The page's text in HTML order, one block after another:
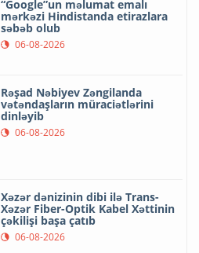
“Google”un məlumat emalı
mərkəzi Hindistanda etirazlara
səbəb olub
06-08-2026
Rəşad Nəbiyev Zəngilanda
vətəndaşların müraciətlərini
dinləyib
06-08-2026
Xəzər dənizinin dibi ilə Trans-
Xəzər Fiber-Optik Kabel Xəttinin
çəkilişi başa çatıb
06-08-2026